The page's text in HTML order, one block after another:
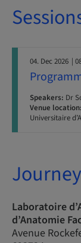
04. Dec 2026 |
Speakers: Dr
Venue location:
Universitaire
Laboratoire
d’Anatomie
Avenue